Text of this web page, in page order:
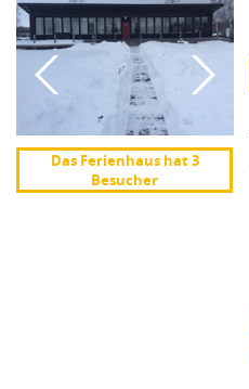
Das Ferienhaus hat 3
Besucher